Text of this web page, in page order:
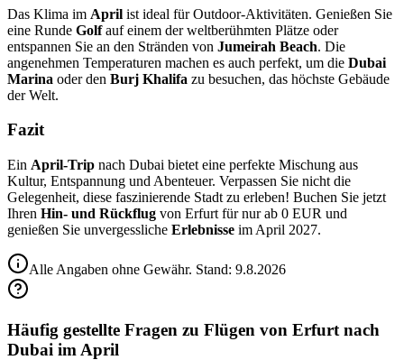
Das Klima im April ist ideal für Outdoor-Aktivitäten. Genießen Sie
eine Runde Golfauf einem der weltberühmten Plätze oder
entspannen Sie an den Stränden von Jumeirah Beach. Die
angenehmen Temperaturen machen es auch perfekt, um die Dubai
Marina oder den Burj Khalifa zu besuchen, das höchste Gebäude
der Welt.
Fazit
Ein April-Trip nach Dubai bietet eine perfekte Mischung aus
Kultur, Entspannung und Abenteuer. Verpassen Sie nicht die
Gelegenheit, diese faszinierende Stadt zu erleben! Buchen Sie jetzt
Ihren Hin- und Rückflug von Erfurt für nur ab 0 EUR und
genießen Sie unvergessliche Erlebnisse im April 2027.
Alle Angaben ohne Gewähr. Stand: 9.8.2026
Häufig gestellte Fragen zu Flügen von Erfurt nach
Dubai im April